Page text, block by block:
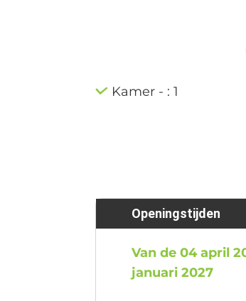
Kamer - : 1
Openingstijden
Van de 04 april
januari 2027